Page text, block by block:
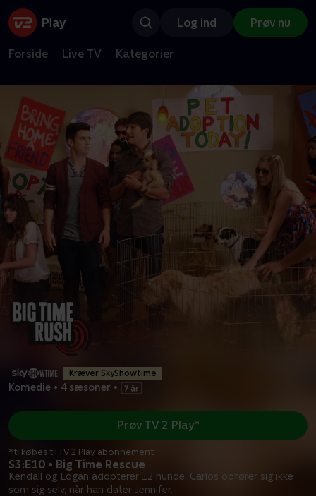
Log ind Prøv nu
Forside Live TV Kategorier
Kræver SkyShowtime
Komedie • 4 sæsoner •
S3:E10 • Big Time Rescue
Kendall og Logan adopterer 12 hunde. Carlos opfører sig ikke
som sig selv, når han dater Jennifer.
Prøv TV 2 Play*
*tilkøbes til TV 2 Play abonnement